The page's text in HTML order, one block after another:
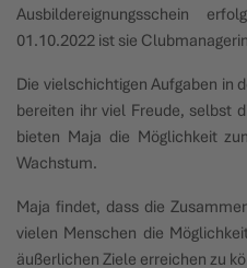
Ausbildereignungsschein
01.10.2022 ist sie
Die vielschichtigen Aufgaben in
bereiten ihr viel Freude, selbst
bieten Maja die Möglichkeit
Wachstum.
Maja findet, dass die
vielen Menschen die
äußerlichen Ziele erreichen zu